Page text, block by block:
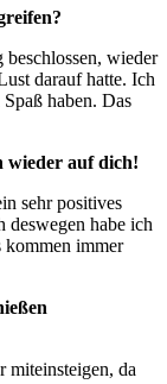
wieder
darauf hatte. Ich
haben. Das
wieder auf dich!
sehr positives
deswegen habe ich
kommen immer
miteinsteigen, da